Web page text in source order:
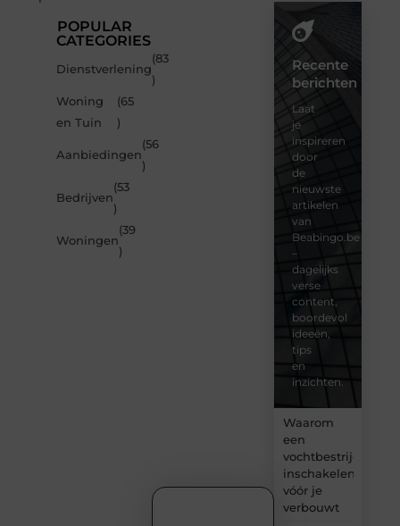
POPULAR
CATEGORIES
Dienstverlening
(83
)
Woning
en Tuin
(65
)
Aanbiedingen
(56
)
Bedrijven
(53
)
Woningen
(39
)
Recente
berichten
Laat
je
inspireren
door
de
nieuwste
artikelen
van
Beabingo.be
–
dagelijks
verse
content,
boordevol
ideeën,
tips
en
inzichten.
Waarom
een
inschakelen
vóór je
verbouwt